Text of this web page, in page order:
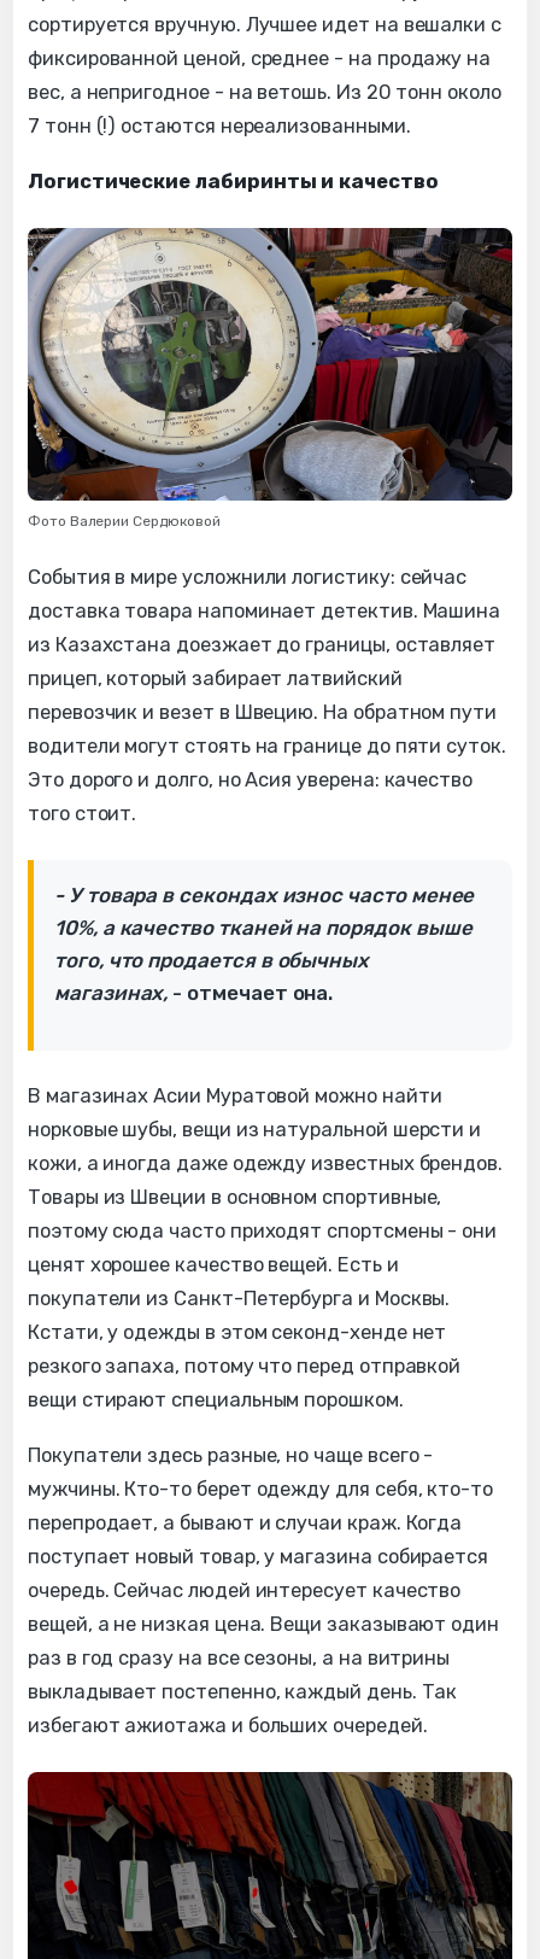
сортируется вручную. Лучшее идет на вешалки с
фиксированной ценой, среднее - на продажу на
вес, а непригодное - на ветошь. Из 20 тонн около
7 тонн (!) остаются нереализованными.
Логистические лабиринты и качество
Фото Валерии Сердюковой
События в мире усложнили логистику: сейчас
доставка товара напоминает детектив. Машина
из Казахстана доезжает до границы, оставляет
прицеп, который забирает латвийский
перевозчик и везет в Швецию. На обратном пути
водители могут стоять на границе до пяти суток.
Это дорого и долго, но Асия уверена: качество
того стоит.
- У товара в секондах износ часто менее
10%, а качество тканей на порядок выше
того, что продается в обычных
магазинах, - отмечает она.
В магазинах Асии Муратовой можно найти
норковые шубы, вещи из натуральной шерсти и
кожи, а иногда даже одежду известных брендов.
Товары из Швеции в основном спортивные,
поэтому сюда часто приходят спортсмены - они
ценят хорошее качество вещей. Есть и
покупатели из Санкт-Петербурга и Москвы.
Кстати, у одежды в этом секонд-хенде нет
резкого запаха, потому что перед отправкой
вещи стирают специальным порошком.
Покупатели здесь разные, но чаще всего -
мужчины. Кто-то берет одежду для себя, кто-то
перепродает, а бывают и случаи краж. Когда
поступает новый товар, у магазина собирается
очередь. Сейчас людей интересует качество
вещей, а не низкая цена. Вещи заказывают один
раз в год сразу на все сезоны, а на витрины
выкладывает постепенно, каждый день. Так
избегают ажиотажа и больших очередей.